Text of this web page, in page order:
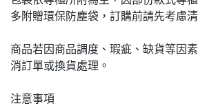
多附贈環保防塵袋，訂購前請先考慮
商品若因商品調度、瑕疵、缺貨等因
消訂單或換貨處理。
注意事項